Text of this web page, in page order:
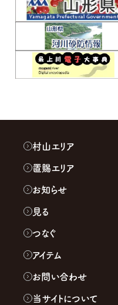
村山エリア
置賜エリア
お知らせ
見る
つなぐ
アイテム
お問い合わせ
当サイトについて